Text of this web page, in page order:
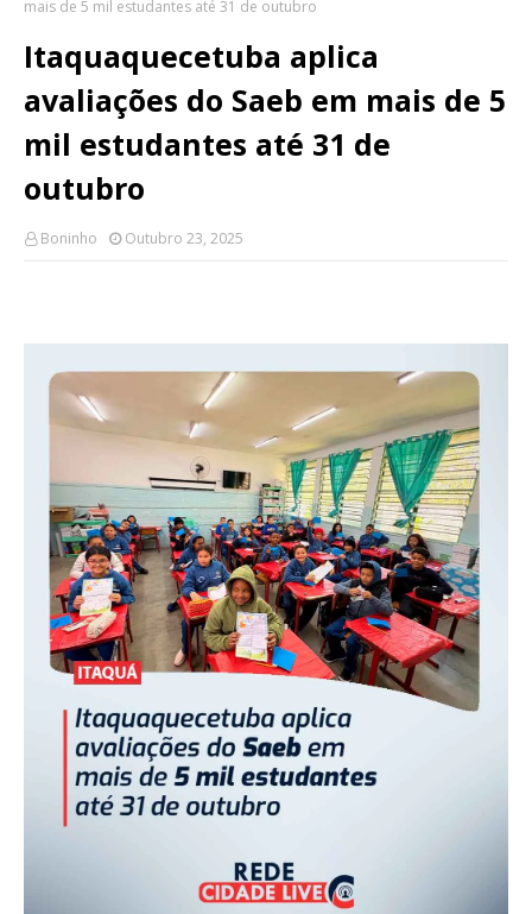
mais de 5 mil estudantes até 31 de outubro
Itaquaquecetuba aplica
avaliações do Saeb em mais de 5
mil estudantes até 31 de
outubro
Boninho Outubro 23, 2025